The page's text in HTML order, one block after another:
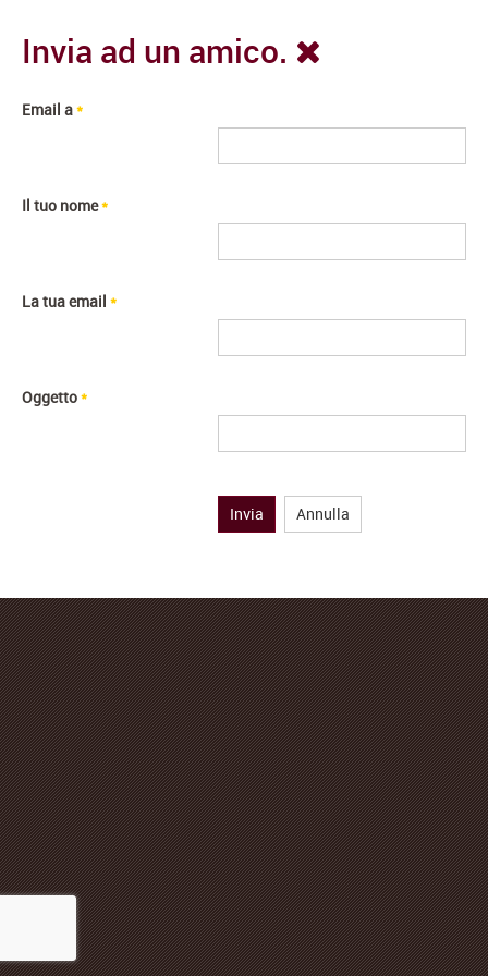
Invia ad un amico.
Email a*
Il tuo nome*
La tua email *
Oggetto*
Invia Annulla